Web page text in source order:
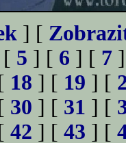
] [
5 ] [ 6 ] [ 7
18 ] [ 19 ] [
30 ] [ 31 ] [
42 ] [ 43 ] [